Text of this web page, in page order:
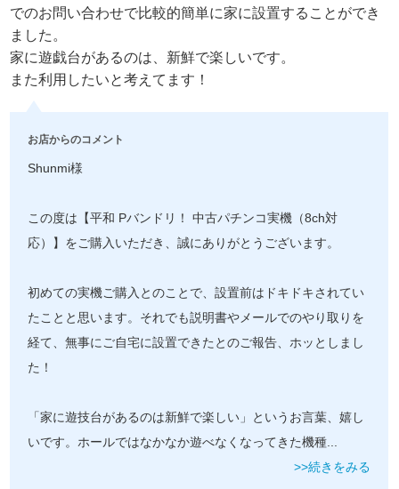
でのお問い合わせで比較的簡単に家に設置することができ
ました。
家に遊戯台があるのは、新鮮で楽しいです。
また利用したいと考えてます！
お店からのコメント
Shunmi様
この度は【平和 Pバンドリ！ 中古パチンコ実機（8ch対
応）】をご購入いただき、誠にありがとうございます。
初めての実機ご購入とのことで、設置前はドキドキされてい
たことと思います。それでも説明書やメールでのやり取りを
経て、無事にご自宅に設置できたとのご報告、ホッとしまし
た！
「家に遊技台があるのは新鮮で楽しい」というお言葉、嬉し
いです。ホールではなかなか遊べなくなってきた機種...
>>続きをみる